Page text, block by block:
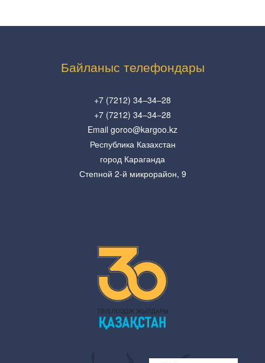
Байланыс телефондары
+7 (7212) 34–34–28
+7 (7212) 34–34–28
Email goroo@kargoo.kz
Республика Казахстан
город Караганда
Степной 2-й микрорайон, 9